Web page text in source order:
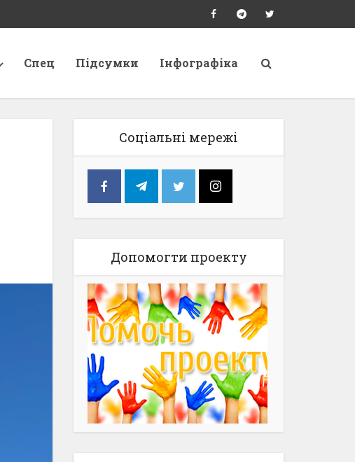
Спец Підсумки Інфографіка
Соціальні мережі
Допомогти проекту